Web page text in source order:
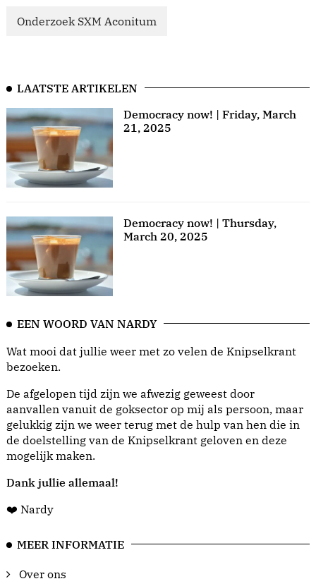
Onderzoek SXM Aconitum
LAATSTE ARTIKELEN
Democracy now! | Friday, March
21, 2025
Democracy now! | Thursday,
March 20, 2025
EEN WOORD VAN NARDY
Wat mooi dat jullie weer met zo velen de Knipselkrant
bezoeken.
De afgelopen tijd zijn we afwezig geweest door
aanvallen vanuit de goksector op mij als persoon, maar
gelukkig zijn we weer terug met de hulp van hen die in
de doelstelling van de Knipselkrant geloven en deze
mogelijk maken.
Dank jullie allemaal!
❤️ Nardy
MEER INFORMATIE
Over ons